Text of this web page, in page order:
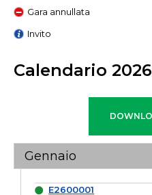
Gara annullata
Invito
Calendario 2026
Gennaio
E2600001